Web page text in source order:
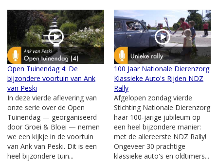
Open Tuinendag 4: De
bijzondere voortuin van Ank
van Peski
In deze vierde aflevering van
onze serie over de Open
Tuinendag — georganiseerd
door Groei & Bloei — nemen
we een kijkje in de voortuin
van Ank van Peski. Dit is een
heel bijzondere tuin...
100 Jaar Nationale Dierenzorg:
Klassieke Auto's Rijden NDZ
Rally
Afgelopen zondag vierde
Stichting Nationale Dierenzorg
haar 100-jarige jubileum op
een heel bijzondere manier:
met de allereerste NDZ Rally!
Ongeveer 30 prachtige
klassieke auto's en oldtimers...